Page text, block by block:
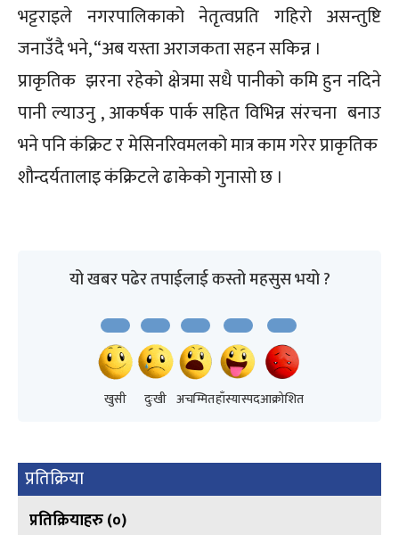
भट्टराइले नगरपालिकाको नेतृत्वप्रति गहिरो असन्तुष्टि
जनाउँदै भने, “अब यस्ता अराजकता सहन सकिन्न ।
प्राकृतिक झरना रहेको क्षेत्रमा सधै पानीको कमि हुन नदिने
पानी ल्याउनु , आकर्षक पार्क सहित विभिन्न संरचना बनाउ
भने पनि कंक्रिट र मेसिनरिवमलको मात्र काम गरेर प्राकृतिक
शौन्दर्यतालाइ कंक्रिटले ढाकेको गुनासो छ ।
यो खबर पढेर तपाईलाई कस्तो महसुस भयो ?
खुसी दुःखी अचम्मितहाँस्यास्पदआक्रोशित
प्रतिक्रिया
प्रतिक्रियाहरु (०)